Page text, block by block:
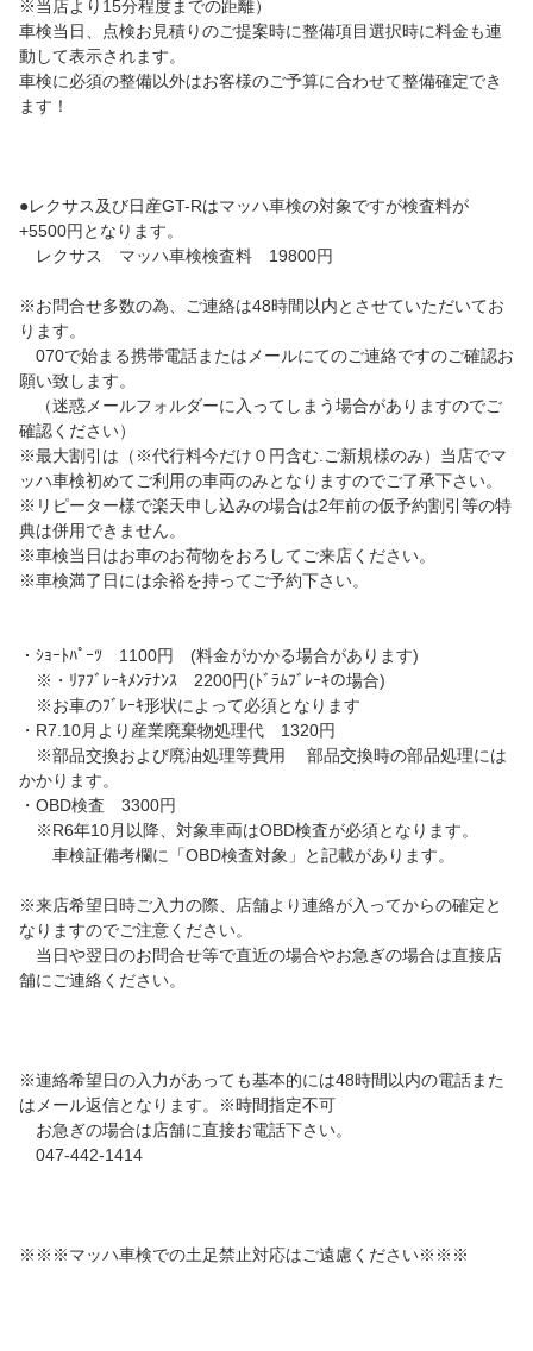
※当店より15分程度までの距離）
車検当日、点検お見積りのご提案時に整備項目選択時に料金も連
動して表示されます。
車検に必須の整備以外はお客様のご予算に合わせて整備確定でき
ます！
●レクサス及び日産GT-Rはマッハ車検の対象ですが検査料が
+5500円となります。
レクサス マッハ車検検査料 19800円
※お問合せ多数の為、ご連絡は48時間以内とさせていただいてお
ります。
070で始まる携帯電話またはメールにてのご連絡ですのご確認お
願い致します。
（迷惑メールフォルダーに入ってしまう場合がありますのでご
確認ください）
※最大割引は（※代行料今だけ０円含む.ご新規様のみ）当店でマ
ッハ車検初めてご利用の車両のみとなりますのでご了承下さい。
※リピーター様で楽天申し込みの場合は2年前の仮予約割引等の特
典は併用できません。
※車検当日はお車のお荷物をおろしてご来店ください。
※車検満了日には余裕を持ってご予約下さい。
・ｼｮｰﾄﾊﾟｰﾂ 1100円 (料金がかかる場合があります)
※・ﾘｱﾌﾞﾚｰｷﾒﾝﾃﾅﾝｽ 2200円(ﾄﾞﾗﾑﾌﾞﾚｰｷの場合)
※お車のﾌﾞﾚｰｷ形状によって必須となります
・R7.10月より産業廃棄物処理代 1320円
※部品交換および廃油処理等費用 部品交換時の部品処理には
かかります。
・OBD検査 3300円
※R6年10月以降、対象車両はOBD検査が必須となります。
車検証備考欄に「OBD検査対象」と記載があります。
※来店希望日時ご入力の際、店舗より連絡が入ってからの確定と
なりますのでご注意ください。
当日や翌日のお問合せ等で直近の場合やお急ぎの場合は直接店
舗にご連絡ください。
※連絡希望日の入力があっても基本的には48時間以内の電話また
はメール返信となります。※時間指定不可
お急ぎの場合は店舗に直接お電話下さい。
047-442-1414
※※※マッハ車検での土足禁止対応はご遠慮ください※※※